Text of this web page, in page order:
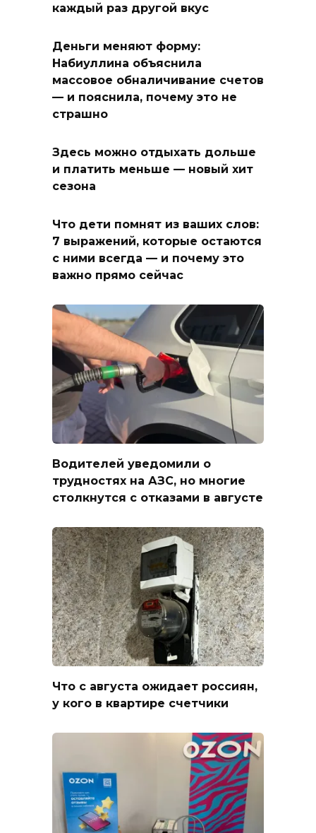
каждый раз другой вкус
Деньги меняют форму:
Набиуллина объяснила
массовое обналичивание счетов
— и пояснила, почему это не
страшно
Здесь можно отдыхать дольше
и платить меньше — новый хит
сезона
Что дети помнят из ваших слов:
7 выражений, которые остаются
с ними всегда — и почему это
важно прямо сейчас
Водителей уведомили о
трудностях на АЗС, но многие
столкнутся с отказами в августе
Что с августа ожидает россиян,
у кого в квартире счетчики